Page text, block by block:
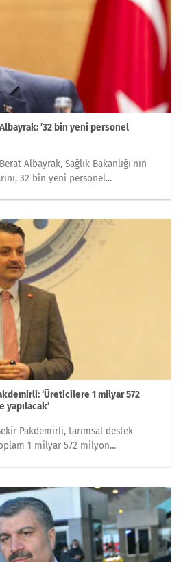
’32 bin yeni personel
Albayrak, Sağlık Bakanlığı'nın
32 bin yeni personel...
‘Üreticilere 1 milyar 572
Pakdemirli, tarımsal destek
1 milyar 572 milyon...